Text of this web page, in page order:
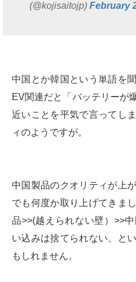
(@kojisaitojp) February
中国とか韓国という単語を
EV関連だと「バッテリーが
近いことを平気で言ってし
ィのようですが。
中国製品のクオリティが上
でも何度か取り上げてきま
品>>(越えられない壁）>>
い込みは捨てられない、と
もしれません。